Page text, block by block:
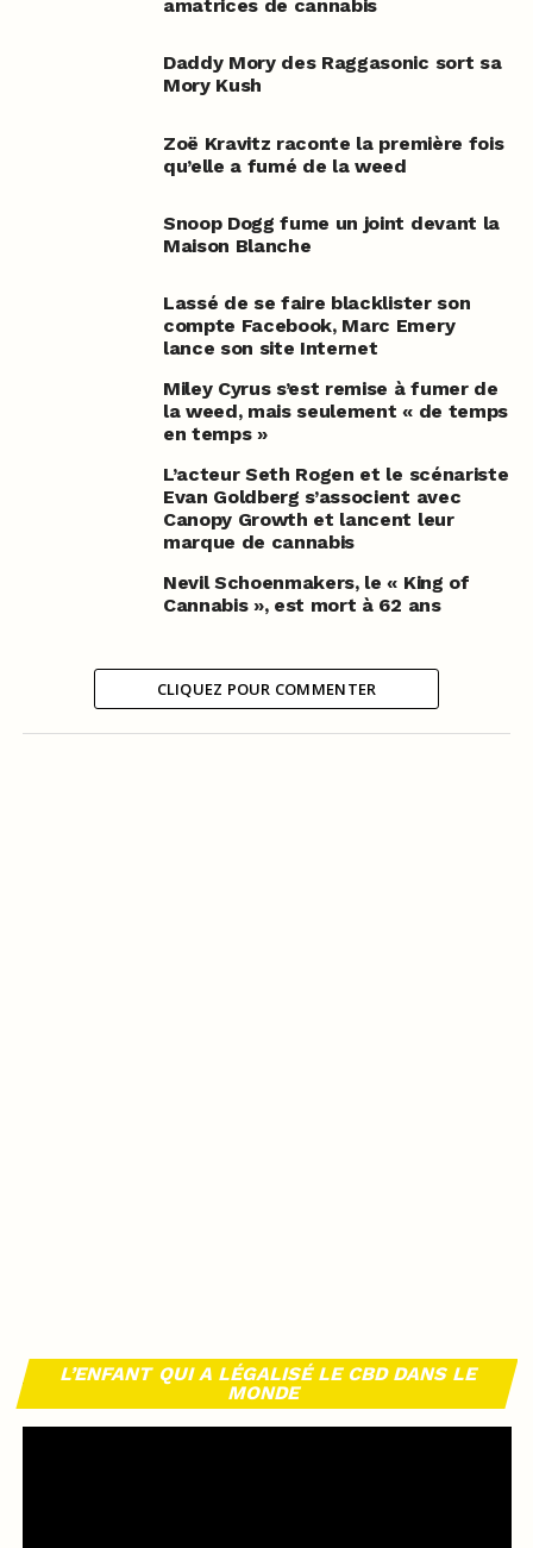
amatrices de cannabis
Daddy Mory des Raggasonic sort sa
Mory Kush
Zoë Kravitz raconte la première fois
qu’elle a fumé de la weed
Snoop Dogg fume un joint devant la
Maison Blanche
Lassé de se faire blacklister son
compte Facebook, Marc Emery
lance son site Internet
Miley Cyrus s’est remise à fumer de
la weed, mais seulement « de temps
en temps »
L’acteur Seth Rogen et le scénariste
Evan Goldberg s’associent avec
Canopy Growth et lancent leur
marque de cannabis
Nevil Schoenmakers, le « King of
Cannabis », est mort à 62 ans
CLIQUEZ POUR COMMENTER
L’ENFANT QUI A LÉGALISÉ LE CBD DANS LE
MONDE